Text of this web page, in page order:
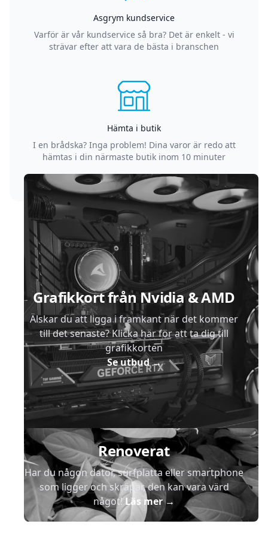
Asgrym kundservice
Varför är vår kundservice så bra? Det är enkelt - vi
strävar efter att vara de bästa i branschen
Hämta i butik
I en brådska? Inga problem! Dina varor är redo att
hämtas i din närmaste butik inom 10 minuter
Grafikkort från Nvidia & AMD
Älskar du att ligga i framkant när det kommer
till det senaste? Klicka här för att ta dig till
grafikkorten
Se utbud→
Renoverat
Har du någon dator, surfplatta eller smartphone
som ligger och skräpar, den kan vara värd
något!Läs mer→